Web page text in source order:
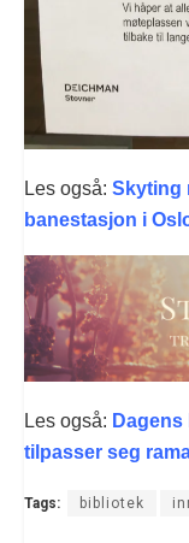
Les også: Skyting
banestasjon i
Les også:
tilpasser seg
Tags: bibliotek